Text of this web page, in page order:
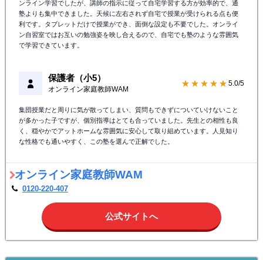
ンライン学習でしたが、講師の指示に従って自宅学習する方が効率的で、通
塾よりも集中できました。天候に左右されず自宅で授業が受けられる点も便
利です。タブレットだけで授業ができ、面倒な設定も不要でした。オンライ
ン自習室ではお互いの勉強姿を映し合えるので、自宅でも塾のような雰囲気
で学習できています。
保護者（小5）
オンライン家庭教師WAM
★★★★★ 5.0/5
集団授業だと周りに気が散ってしまい、質問もできずについていけないこと
が多かった子ですが、個別指導はとても合っていました。先生との相性も良
く、穏やかでアットホームな雰囲気に安心して取り組めています。人見知り
な性格でも通いやすく、この塾を選んで正解でした。
オンライン家庭教師WAM
0120-220-407
公式サイトへ